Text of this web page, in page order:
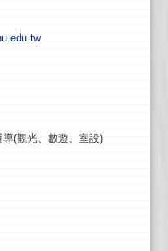
(觀光、數遊、室設)